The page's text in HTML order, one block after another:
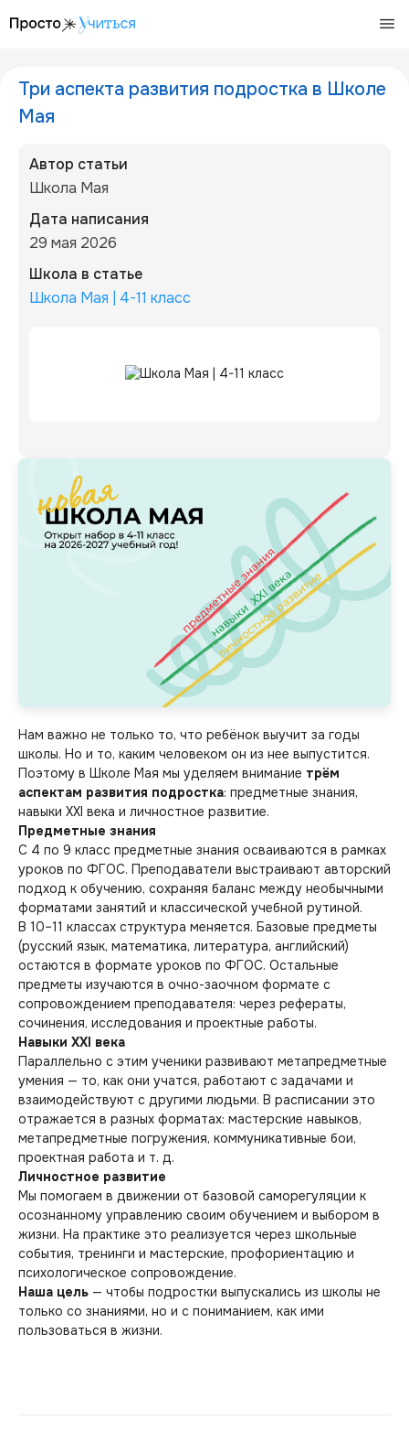
Три аспекта развития подростка в Школе
Мая
Автор статьи
Школа Мая
Дата написания
29 мая 2026
Школа в статье
Школа Мая | 4-11 класс
Нам важно не только то, что ребёнок выучит за годы
школы. Но и то, каким человеком он из нее выпустится.
Поэтому в Школе Мая мы уделяем внимание трём
аспектам развития подростка: предметные знания,
навыки XXI века и личностное развитие.
Предметные знания
С 4 по 9 класс предметные знания осваиваются в рамках
уроков по ФГОС. Преподаватели выстраивают авторский
подход к обучению, сохраняя баланс между необычными
форматами занятий и классической учебной рутиной.
В 10–11 классах структура меняется. Базовые предметы
(русский язык, математика, литература, английский)
остаются в формате уроков по ФГОС. Остальные
предметы изучаются в очно-заочном формате с
сопровождением преподавателя: через рефераты,
сочинения, исследования и проектные работы.
Навыки XXI века
Параллельно с этим ученики развивают метапредметные
умения — то, как они учатся, работают с задачами и
взаимодействуют с другими людьми. В расписании это
отражается в разных форматах: мастерские навыков,
метапредметные погружения, коммуникативные бои,
проектная работа и т. д.
Личностное развитие
Мы помогаем в движении от базовой саморегуляции к
осознанному управлению своим обучением и выбором в
жизни. На практике это реализуется через школьные
события, тренинги и мастерские, профориентацию и
психологическое сопровождение.
Наша цель — чтобы подростки выпускались из школы не
только со знаниями, но и с пониманием, как ими
пользоваться в жизни.